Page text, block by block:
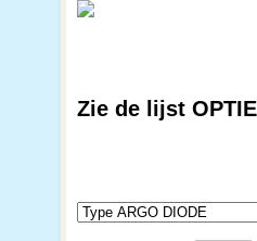
Zie de lijst